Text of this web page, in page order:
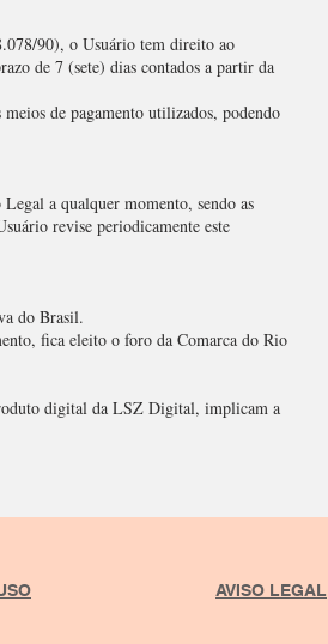
90), o Usuário tem direito ao
de 7 (sete) dias contados a partir da
de pagamento utilizados, podendo
a qualquer momento, sendo as
revise periodicamente este
do Brasil.
fica eleito o foro da Comarca do Rio
digital da LSZ Digital, implicam a
AVISO LEGAL